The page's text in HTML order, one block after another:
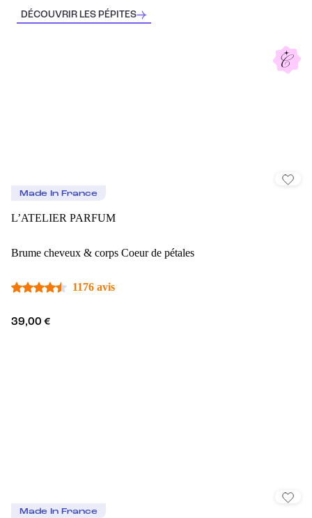
DÉCOUVRIR LES PÉPITES
Made In France
L’ATELIER PARFUM
Brume cheveux & corps Coeur de pétales
1176 avis
39,00 €
Made In France